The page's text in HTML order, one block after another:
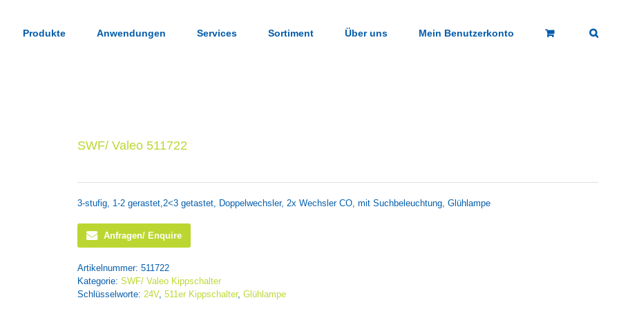
Produkte Anwendungen Services Sortiment Über uns Mein Benutzerkonto
SWF/ Valeo 511722
3-stufig, 1-2 gerastet,2<3 getastet, Doppelwechsler, 2x Wechsler CO, mit Suchbeleuchtung, Glühlampe
Anfragen/ Enquire
Artikelnummer: 511722
Kategorie: SWF/ Valeo Kippschalter
Schlüsselworte: 24V, 511er Kippschalter, Glühlampe